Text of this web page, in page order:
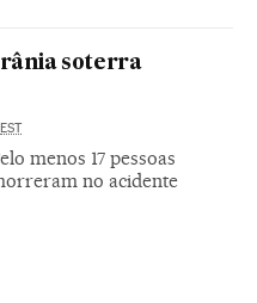
soterra
EST
menos 17 pessoas
no acidente